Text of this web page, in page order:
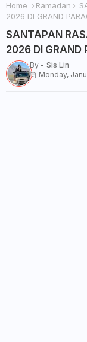
Home Ramadan
2026 DI GRAND
SANTAPAN
2026 DI GRAND
By - Sis Lin
Monday,